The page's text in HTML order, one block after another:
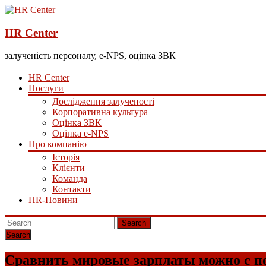
HR Center
залученість персоналу, e-NPS, оцінка ЗВК
HR Center
Послуги
Дослідження залученості
Корпоративна культура
Оцінка ЗВК
Оцінка e-NPS
Про компанію
Історія
Клієнти
Команда
Контакти
HR-Новини
Search
Сравнить мировые зарплаты можно с